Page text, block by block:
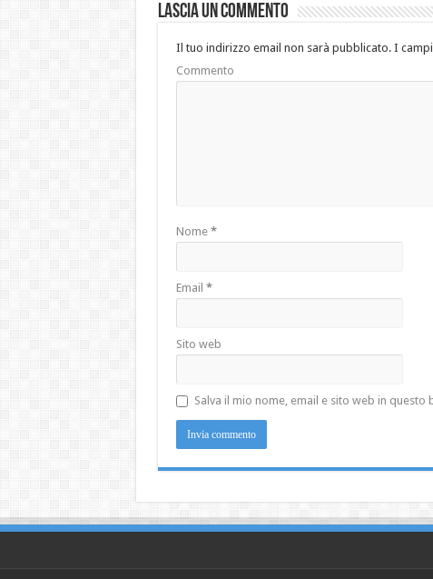
Lascia un commento
Il tuo indirizzo email non sarà pubblicato.I campi
Commento
Nome *
Email *
Sito web
Salva il mio nome, email e sito web in